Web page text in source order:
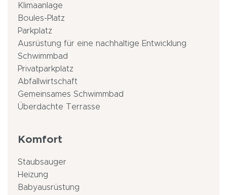
Klimaanlage
Boules-Platz
Parkplatz
Ausrüstung für eine nachhaltige Entwicklung
Schwimmbad
Privatparkplatz
Abfallwirtschaft
Gemeinsames Schwimmbad
Überdachte Terrasse
Komfort
Staubsauger
Heizung
Babyausrüstung